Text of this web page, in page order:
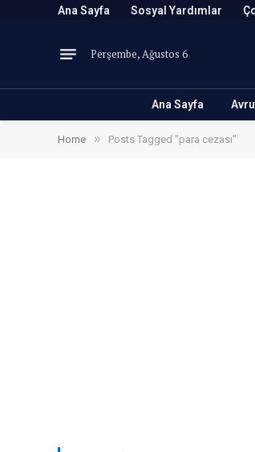
Ana Sayfa Sosyal Yardımlar
Perşembe, Ağustos 6
Ana Sayfa
Home » Posts Tagged "para cezası"